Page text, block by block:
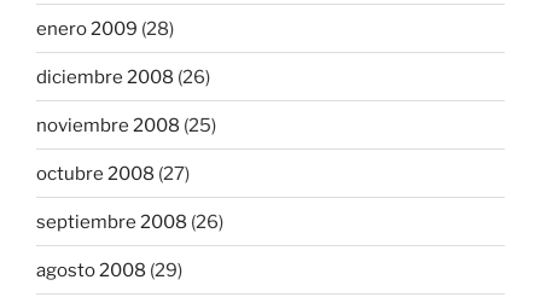
enero 2009 (28)
diciembre 2008 (26)
noviembre 2008 (25)
octubre 2008 (27)
septiembre 2008 (26)
agosto 2008 (29)